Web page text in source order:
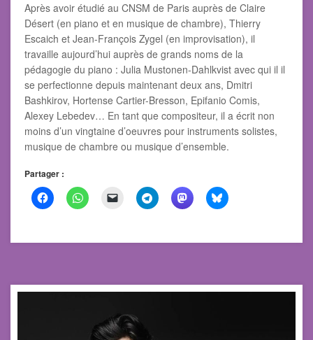
Après avoir étudié au CNSM de Paris auprès de Claire
Désert (en piano et en musique de chambre), Thierry
Escaich et Jean-François Zygel (en improvisation), il
travaille aujourd’hui auprès de grands noms de la
pédagogie du piano : Julia Mustonen-Dahlkvist avec qui il il
se perfectionne depuis maintenant deux ans, Dmitri
Bashkirov, Hortense Cartier-Bresson, Epifanio Comis,
Alexey Lebedev… En tant que compositeur, il a écrit non
moins d’un vingtaine d’oeuvres pour instruments solistes,
musique de chambre ou musique d’ensemble.
Partager :